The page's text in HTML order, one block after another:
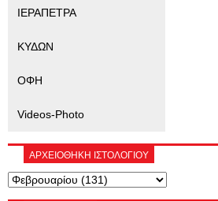
ΙΕΡΑΠΕΤΡΑ
ΚΥΔΩΝ
ΟΦΗ
Videos-Photo
ΑΡΧΕΙΟΘΗΚΗ ΙΣΤΟΛΟΓΙΟΥ